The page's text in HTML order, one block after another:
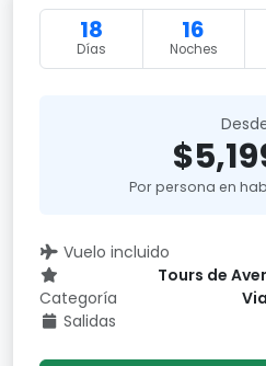
18
Días
16
Noches
Por persona en
Vuelo incluido
Categoría
Tours de
Salidas